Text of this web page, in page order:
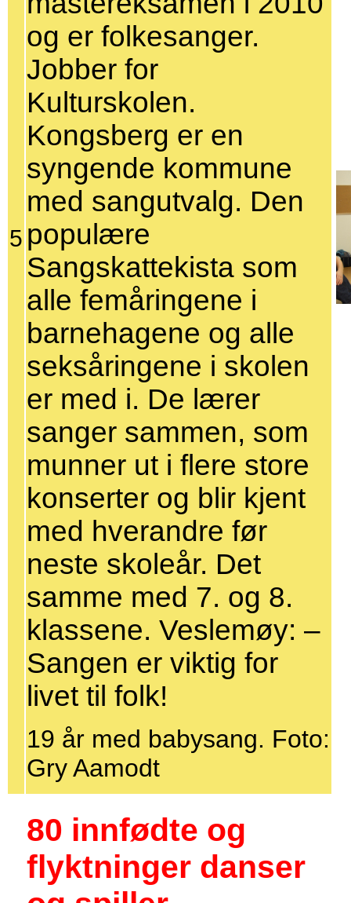
5
og er folkesanger.
Jobber for
Kulturskolen.
Kongsberg er en
syngende kommune
med sangutvalg. Den
populære
Sangskattekista som
alle femåringene i
barnehagene og alle
seksåringene i skolen
er med i. De lærer
sanger sammen, som
munner ut i flere store
konserter og blir kjent
med hverandre før
neste skoleår. Det
samme med 7. og 8.
klassene. Veslemøy: –
Sangen er viktig for
livet til folk!
19 år med babysang. Foto:
Gry Aamodt
80 innfødte og
flyktninger danser